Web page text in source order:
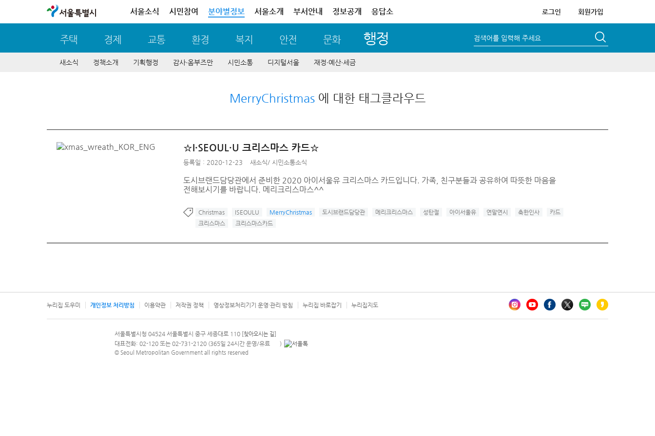
서울특별시 서울소식 시민참여 분야별정보 서울소개 부서안내 정보공개 응답소 로그인 회원가입
주택 경제 교통 환경 복지 안전 문화 행정 검색어를 입력해 주세요
새소식 정책소개 기획행정 감사∙옴부즈만 시민소통 디지털서울 재정∙예산∙세금
MerryChristmas에 대한 태그클라우드
☆I·SEOUL·U 크리스마스 카드☆
등록일 : 2020-12-23 새소식/ 시민소통소식
도시브랜드담당관에서 준비한 2020 아이서울유 크리스마스 카드입니다. 가족, 친구분들과 공유하여 따뜻한 마음을
전해보시기를 바랍니다. 메리크리스마스^^
Christmas ISEOULU MerryChristmas 도시브랜드담당관 메리크리스마스 성탄절 아이서울유 연말연시 축한인사
카드
크리스마스
크리스마스카드
누리집 도우미 개인정보 처리방침 이용약관 저작권 정책 영상정보처리기기 운영·관리 방침 누리집 바로잡기 누리집지도
문의 전화번호 120, 120 다산콜재단
서울특별시청 04524 서울특별시 중구 세종대로 110 [찾아오시는 길]
대표전화: 02-120 또는 02-731-2120 (365일 24시간 운영/유료 안내팝업 열기
)
© Seoul Metropolitan Government all rights reserved